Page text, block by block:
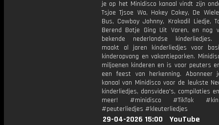
je op het Minidisco kanaal vindt zijn
Tsjoe Tjsoe Wa, Hokey Cokey, De
Bus, Cowboy Johnny, Krokodil Liedje,
Berend Botje Ging Uit Varen, en nog
bekende nederlandse kinderliedjes.
maakt al jaren kinderliedjes voor
kinderopvang en vakantieparken.
miljoenen kinderen en is voor peuters
een feest van herkenning. Abonneer
kanaal van Minidisco voor de leukste
kinderliedjes, dansvideo's, compilaties
meer! #minidisco #TikTok
#peuterliedjes #kleuterliedjes
29-04-2026 15:00
YouTube